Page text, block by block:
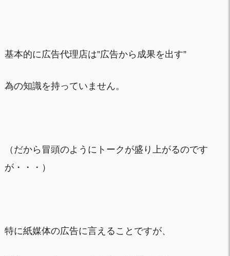
基本的に広告代理店は”広告から成果を出す”
為の知識を持っていません。
（だから冒頭のようにトークが盛り上がるのです
が・・・）
特に紙媒体の広告に言えることですが、